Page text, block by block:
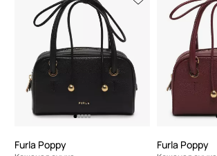
Furla Poppy Furla Poppy